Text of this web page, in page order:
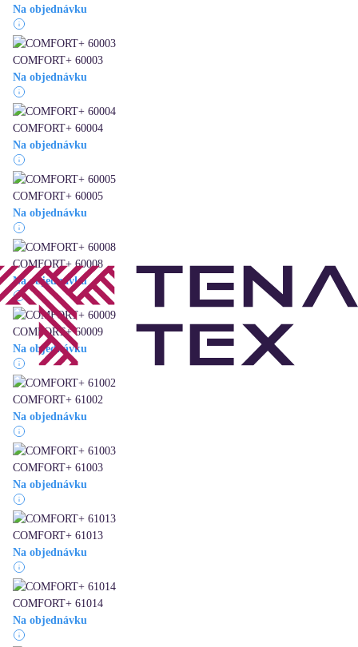
Na objednávku
COMFORT+ 60003
Na objednávku
COMFORT+ 60004
Na objednávku
COMFORT+ 60005
Na objednávku
COMFORT+ 60008
Na objednávku
COMFORT+ 60009
Na objednávku
COMFORT+ 61002
Na objednávku
COMFORT+ 61003
Na objednávku
COMFORT+ 61013
Na objednávku
COMFORT+ 61014
Na objednávku